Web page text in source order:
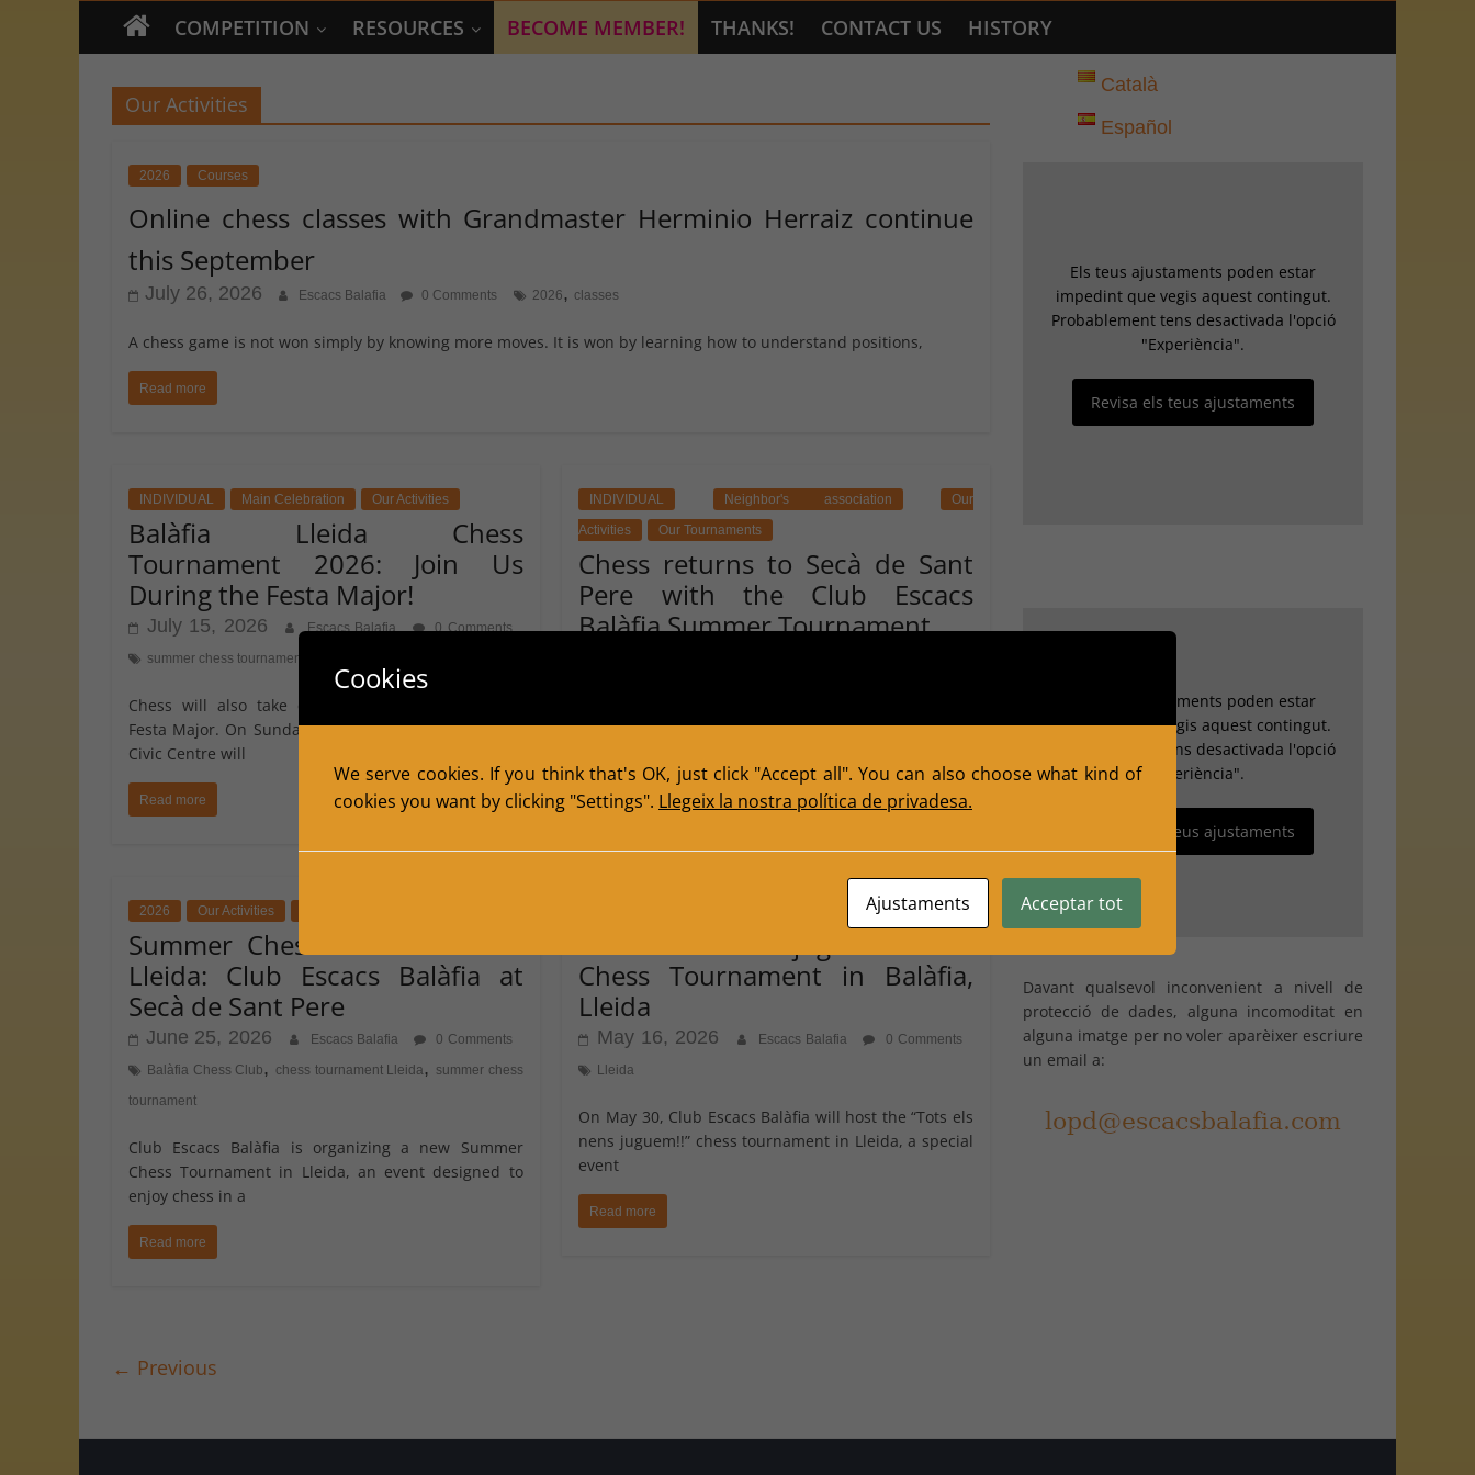
COMPETITION RESOURCES BECOME MEMBER! THANKS! CONTACT US HISTORY
Our Activities
2026 Courses
Online chess classes with Grandmaster Herminio Herraiz continue
this September
July 26, 2026 Escacs Balafia 0 Comments 2026, classes
A chess game is not won simply by knowing more moves. It is won by learning how to understand positions,
Read more
INDIVIDUAL Main Celebration Our Activities
Balàfia Lleida Chess
Tournament 2026: Join Us
During the Festa Major!
July 15, 2026 Escacs Balafia
0 Comments
summer chess tournament
Chess will also take centre stage during Balàfia’s
Festa Major. On Sunday, 23 August 2026, the Balàfia
Civic Centre will
Read more
INDIVIDUAL Neighbor's association
Our
Activities
Our Tournaments
Chess returns to Secà de Sant
Pere with the Club Escacs
Balàfia Summer Tournament
enjoyed an exciting afternoon of chess yesterday
Read more
2026 Our Activities
Summer Chess Tournament in
Lleida: Club Escacs Balàfia at
Secà de Sant Pere
June 25, 2026 Escacs Balafia
0 Comments
Balàfia Chess Club, chess tournament Lleida, summer chess
tournament
Club Escacs Balàfia is organizing a new Summer
Chess Tournament in Lleida, an event designed to
enjoy chess in a
Read more
Chess Tournament in Balàfia,
Lleida
May 16, 2026 Escacs Balafia
0 Comments
Lleida
On May 30, Club Escacs Balàfia will host the “Tots els
nens juguem!!” chess tournament in Lleida, a special
event
Read more
← Previous
Català
Español
Els teus ajustaments poden estar
impedint que vegis aquest contingut.
Probablement tens desactivada l'opció
"Experiència".
Revisa els teus ajustaments
Els teus ajustaments poden estar
impedint que vegis aquest contingut.
Probablement tens desactivada l'opció
"Experiència".
Revisa els teus ajustaments
Davant qualsevol inconvenient a nivell de
protecció de dades, alguna incomoditat en
alguna imatge per no voler aparèixer escriure
un email a:
Cookies
We serve cookies. If you think that's OK, just click "Accept all". You can also choose what kind of
cookies you want by clicking "Settings". Llegeix la nostra política de privadesa.
Ajustaments Acceptar tot